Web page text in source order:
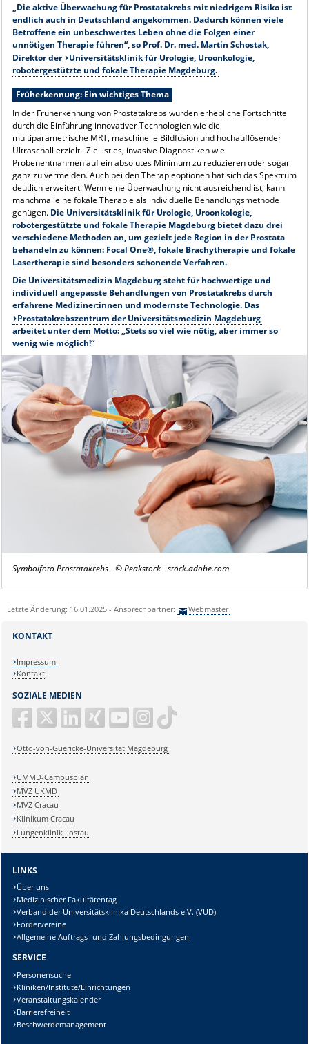
„Die aktive Überwachung für Prostatakrebs mit niedrigem Risiko ist
endlich auch in Deutschland angekommen. Dadurch können viele
Betroffene ein unbeschwertes Leben ohne die Folgen einer
unnötigen Therapie führen“, so Prof. Dr. med. Martin Schostak,
Direktor der Universitätsklinik für Urologie, Uroonkologie,
robotergestützte und fokale Therapie Magdeburg.
Früherkennung: Ein wichtiges Thema
In der Früherkennung von Prostatakrebs wurden erhebliche Fortschritte
durch die Einführung innovativer Technologien wie die
multiparametrische MRT, maschinelle Bildfusion und hochauflösender
Ultraschall erzielt. Ziel ist es, invasive Diagnostiken wie
Probenentnahmen auf ein absolutes Minimum zu reduzieren oder sogar
ganz zu vermeiden. Auch bei den Therapieoptionen hat sich das Spektrum
deutlich erweitert. Wenn eine Überwachung nicht ausreichend ist, kann
manchmal eine fokale Therapie als individuelle Behandlungsmethode
genügen. Die Universitätsklinik für Urologie, Uroonkologie,
robotergestützte und fokale Therapie Magdeburg bietet dazu drei
verschiedene Methoden an, um gezielt jede Region in der Prostata
behandeln zu können: Focal One®, fokale Brachytherapie und fokale
Lasertherapie sind besonders schonende Verfahren.
Die Universitätsmedizin Magdeburg steht für hochwertige und
individuell angepasste Behandlungen von Prostatakrebs durch
erfahrene Mediziner:innen und modernste Technologie. Das
Prostatakrebszentrum der Universitätsmedizin Magdeburg
arbeitet unter dem Motto: „Stets so viel wie nötig, aber immer so
wenig wie möglich!“
Symbolfoto Prostatakrebs - © Peakstock - stock.adobe.com
Letzte Änderung: 16.01.2025 - Ansprechpartner: Webmaster
SOZIALE MEDIEN
Otto-von-Guericke-Universität Magdeburg
KONTAKT
Impressum
Kontakt
UMMD-Campusplan
MVZ UKMD
MVZ Cracau
Klinikum Cracau
Lungenklinik Lostau
LINKS
Über uns
Medizinischer Fakultätentag
Verband der Universitätsklinika Deutschlands e.V. (VUD)
Fördervereine
Allgemeine Auftrags- und Zahlungsbedingungen
SERVICE
Personensuche
Kliniken/Institute/Einrichtungen
Veranstaltungskalender
Barrierefreiheit
Beschwerdemanagement